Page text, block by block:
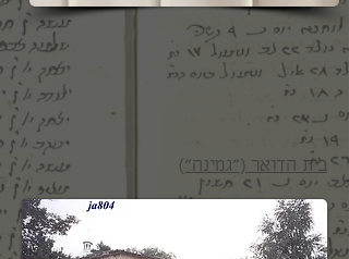
בית הדואר ("גֶמינה")